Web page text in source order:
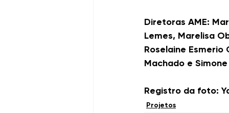
Diretoras AME:
Lemes, Marelisa
Roselaine
Machado e
Registro da foto:
Projetos